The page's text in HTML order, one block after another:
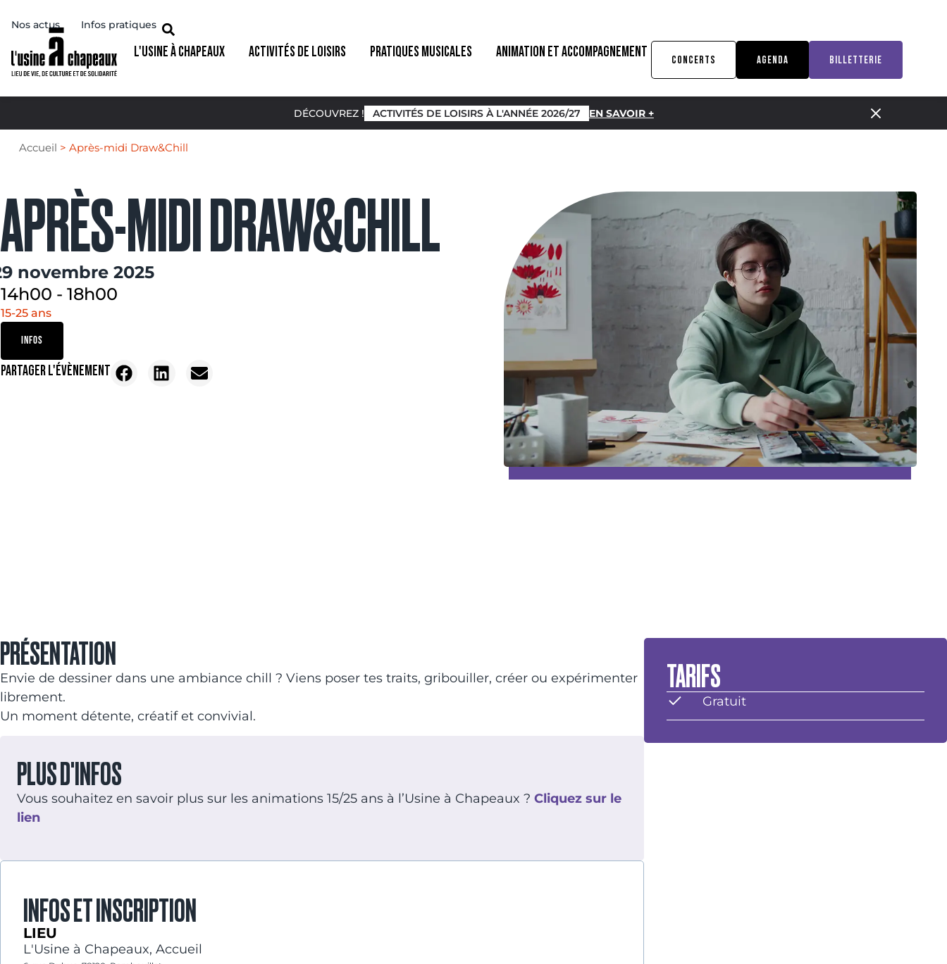
Nos actus Infos pratiques
L'USINE À CHAPEAUX ACTIVITÉS DE LOISIRS PRATIQUES MUSICALES ANIMATION ET ACCOMPAGNEMENT
CONCERTS AGENDA BILLETTERIE
DÉCOUVREZ ! ACTIVITÉS DE LOISIRS À L'ANNÉE 2026/27 EN SAVOIR +
Accueil > Après-midi Draw&Chill
APRÈS-MIDI DRAW&CHILL
novembre 2025
14h00 - 18h00
15-25 ans
INFOS
PARTAGER L'ÉVÈNEMENT
PRÉSENTATION
Envie de dessiner dans une ambiance chill ? Viens poser tes traits, gribouiller, créer ou expérimenter
librement.
Un moment détente, créatif et convivial.
PLUS D'INFOS
Vous souhaitez en savoir plus sur les animations 15/25 ans à l’Usine à Chapeaux ? Cliquez sur le
lien
INFOS ET INSCRIPTION
LIEU
L'Usine à Chapeaux, Accueil
TARIFS
Gratuit